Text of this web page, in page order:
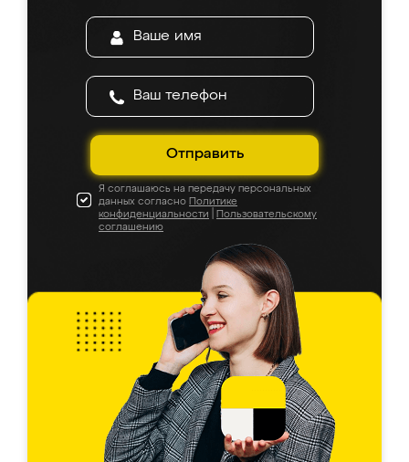
Отправить
Я соглашаюсь на передачу персональных
данных согласно Политике
конфиденциальности
Пользовательскому
соглашению